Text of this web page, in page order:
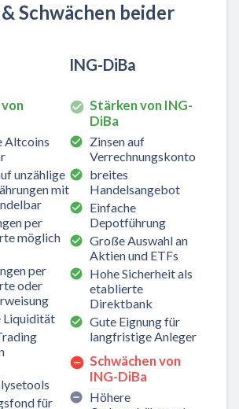
Schwächen beider
ING-DiBa
Altcoins
unzählige
mit
per
möglich
per
oder
Liquidität
für
Stärken von ING-
DiBa
Zinsen auf
Verrechnungskonto
breites
Handelsangebot
Einfache
Depotführung
Große Auswahl an
Aktien und ETFs
Hohe Sicherheit als
etablierte
Direktbank
Gute Eignung für
langfristige Anleger
Schwächen von
ING-DiBa
Höhere